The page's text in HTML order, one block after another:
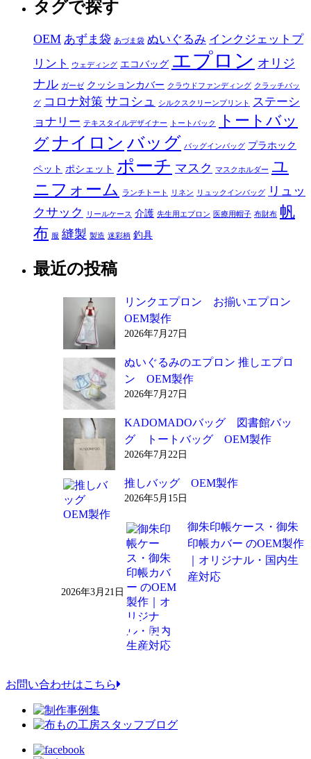
タグで探す
OEM あずま袋 あづま袋 ぬいぐるみ インクジェットプ
リント
ウェディング エコバッグ エプロン オリジ
ナル ガーゼ クッションカバー クラウドファンディング クラッチバッ
グ コロナ対策 サコシュ シルクスクリーンプリント
ステーシ
ョナリー テキスタイルデザイナー トートバック
トートバッ
グナイロン バッグ バッグインバッグ プラホック
ペット ポシェット ポーチ マスク マスクホルダー ユ
ニフォーム
ランチトート リネン リュックインバッグ
リュッ
クサック
リールケース 介護 先生用エプロン 医療用帽子 布財布 帆
布 服 縫製 製造 迷彩柄 釣具
最近の投稿
リンクエプロン お揃いエプロン
OEM製作
2026年7月27日
ぬいぐるみのエプロン 推しエプロ
ン OEM製作
2026年7月27日
KADOMADOバッグ 図書館バッ
グ トートバッグ OEM製作
2026年7月22日
推しバッグ OEM製作
2026年5月15日
御朱印帳ケース・御朱
印帳カバー のOEM製作
｜オリジナル・国内生
産対応
2026年3月21日
お問い合わせはこちら